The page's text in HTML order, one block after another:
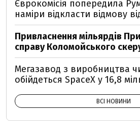
Єврокомісія попередила
наміри відкласти відмову
Привласнення мільярдів
справу Коломойського
Мегазавод з виробництва
обійдеться SpaceX у 16,8
ВСІ НОВИНИ